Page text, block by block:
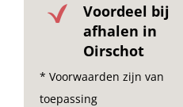
Voordeel bij
afhalen in
Oirschot
* Voorwaarden zijn van
toepassing